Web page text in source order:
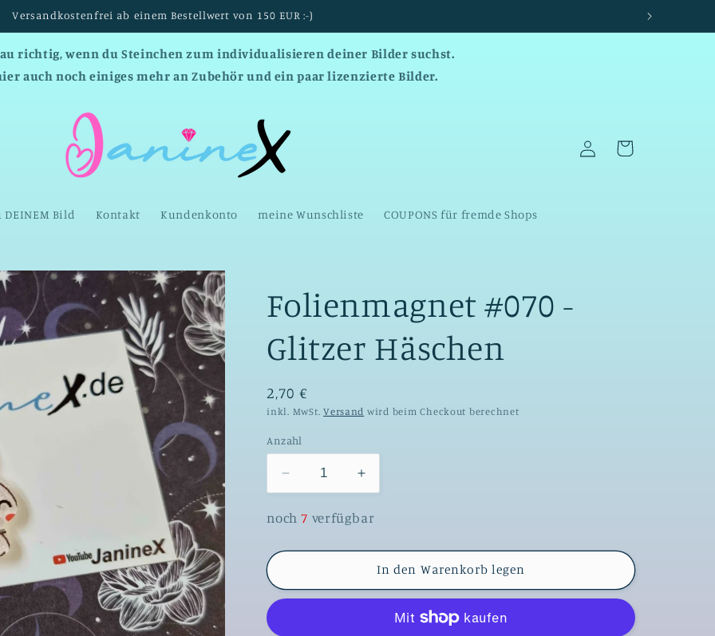
Versandkostenfrei ab einem Bestellwert von 150 EUR :-)
richtig, wenn du Steinchen zum individualisieren deiner Bilder suchst.
auch noch einiges mehr an Zubehör und ein paar lizenzierte Bilder.
Bild Kontakt Kundenkonto meine Wunschliste COUPONS für fremde Shops
EinloggenWarenkorb
Folienmagnet #070 -
Glitzer Häschen
2,70 €
inkl. MwSt.Versand wird beim Checkout berechnet
Anzahl
Verringere
die
Menge
Folienmagnet
-
Glitzer
Erhöhe
die
Menge
Folienmagnet
#070
-
Glitzer
Häschen
noch7 verfügbar
In den Warenkorb legen